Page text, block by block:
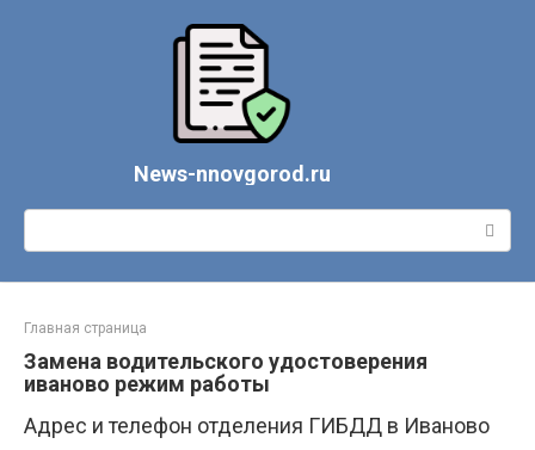
News-nnovgorod.ru
Поиск:
Главная страница
Замена водительского удостоверения
иваново режим работы
Адрес и телефон отделения ГИБДД в Иваново